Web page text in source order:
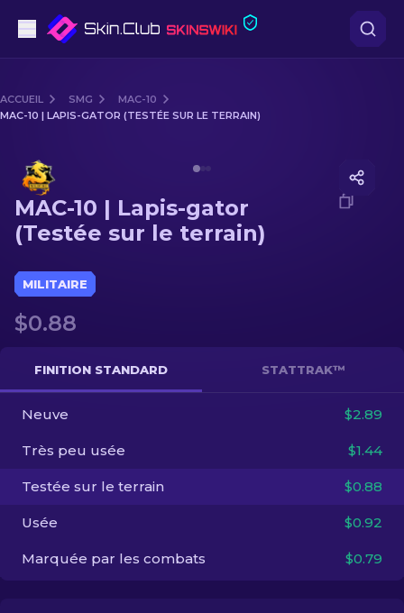
Milieu de gamme
Fusils de Précision
Gants
Autre
FR
ACCUEIL SMG
MAC-10
MAC-10 | LAPIS-GATOR (TESTÉE SUR LE TERRAIN)
MAC-10 | Lapis-gator
(Testée sur le terrain)
MILITAIRE
$0.88
FINITION STANDARD STATTRAK™
Neuve $2.89
Très peu usée $1.44
Testée sur le terrain $0.88
Usée $0.92
Marquée par les combats $0.79